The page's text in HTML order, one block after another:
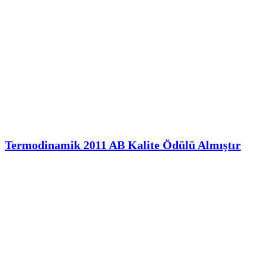
Termodinamik 2011 AB Kalite Ödülü Almıştır